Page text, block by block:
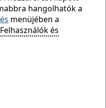
hangolhatók a
menüjében a
és